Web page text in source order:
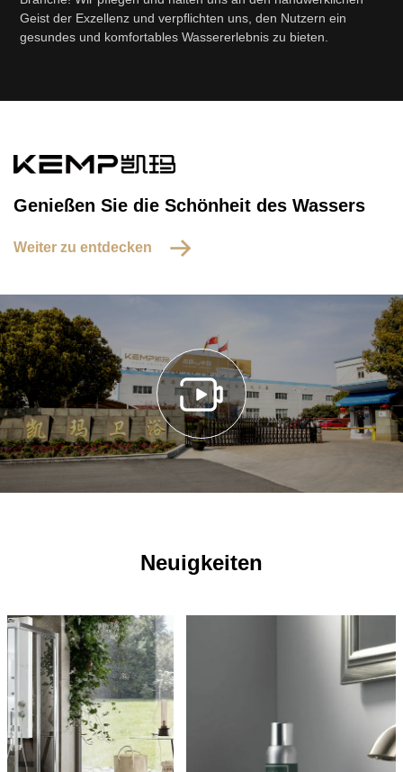
Geist der Exzellenz und verpflichten uns, den Nutzern ein
gesundes und komfortables Wassererlebnis zu bieten.
Genießen Sie die Schönheit des Wassers
Weiter zu entdecken
Neuigkeiten